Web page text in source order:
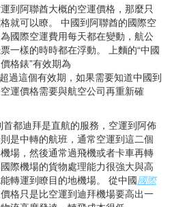
到阿聯酋大概的空運價格，那麼只
就可以瞭。 中國到阿聯酋的國際空
國際空運費用每天都在變動，航公
一樣的時時都在浮動。 上麵的“中國
格錶”有效期為
過這個有效期，如果需要知道中國到
運價格需要與航空公司再重新確
都迪拜是直航的服務，空運到阿佈
是中轉的航班，通常空運到這二個
場，然後通常過飛機或者卡車再轉
際機場的貨物處理能力很強大與高
轉運到瞭目的地機場。 從中國國際
格只是比空運到迪拜機場要高出一